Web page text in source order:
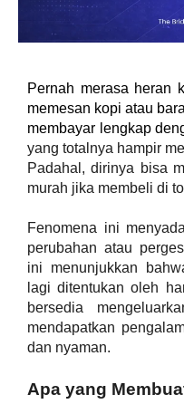
Pernah merasa heran
memesan kopi atau
yang totalnya hampir
Padahal, dirinya bisa
murah jika membeli di
Fenomena ini
perubahan atau
ini menunjukkan
lagi ditentukan oleh
bersedia
mendapatkan
dan nyaman.
Apa yang